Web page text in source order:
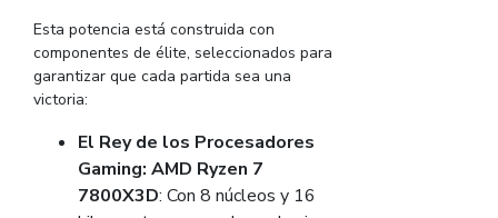
Esta potencia está construida con
componentes de élite, seleccionados para
garantizar que cada partida sea una
victoria:
El Rey de los Procesadores
Gaming: AMD Ryzen 7
7800X3D: Con 8 núcleos y 16